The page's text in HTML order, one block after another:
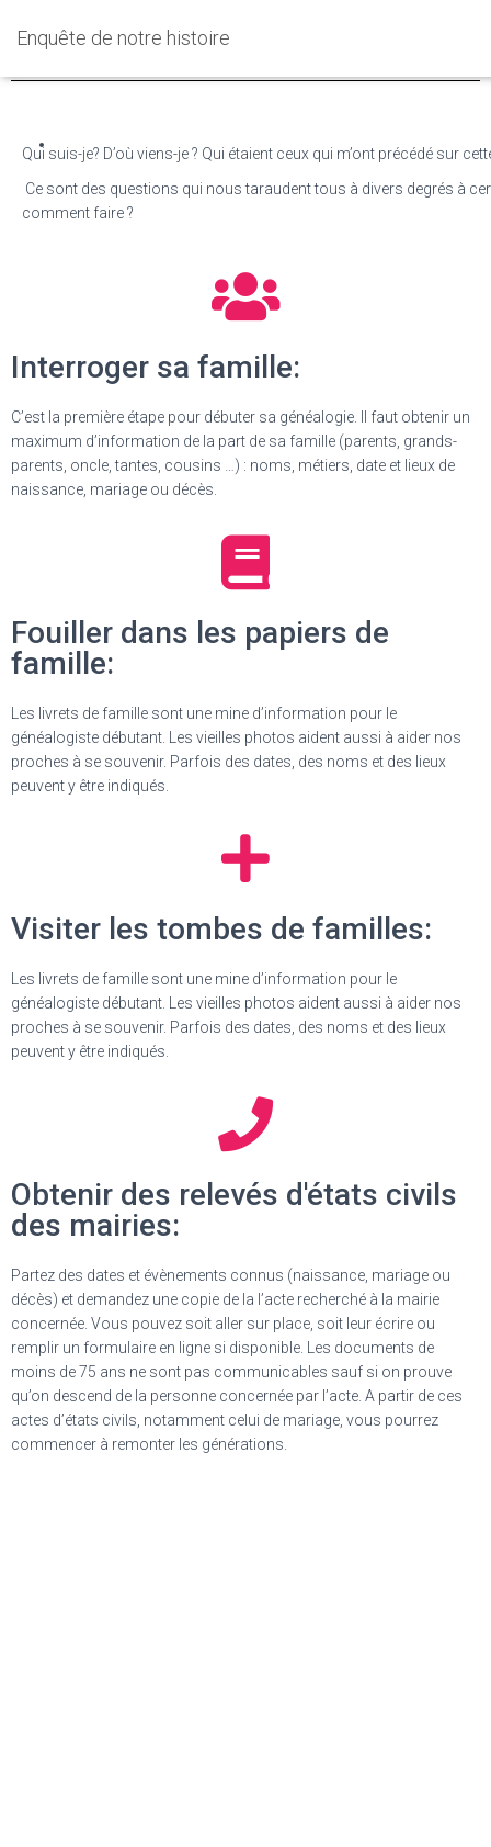
Enquête de notre histoire
Les premiers pas en généalogie
Qui suis-je? D’où viens-je ? Qui étaient ceux qui m’ont précédé sur
Ce sont des questions qui nous taraudent tous à divers degrés à
comment faire ?
Interroger sa famille:
C’est la première étape pour débuter sa généalogie. Il faut obtenir un
maximum d’information de la part de sa famille (parents, grands-
parents, oncle, tantes, cousins …) : noms, métiers, date et lieux de
naissance, mariage ou décès.
Fouiller dans les papiers de
famille:
Les livrets de famille sont une mine d’information pour le
généalogiste débutant. Les vieilles photos aident aussi à aider nos
proches à se souvenir. Parfois des dates, des noms et des lieux
peuvent y être indiqués.
Visiter les tombes de familles:
Les livrets de famille sont une mine d’information pour le
généalogiste débutant. Les vieilles photos aident aussi à aider nos
proches à se souvenir. Parfois des dates, des noms et des lieux
peuvent y être indiqués.
Obtenir des relevés d'états civils
des mairies:
Partez des dates et évènements connus (naissance, mariage ou
décès) et demandez une copie de la l’acte recherché à la mairie
concernée. Vous pouvez soit aller sur place, soit leur écrire ou
remplir un formulaire en ligne si disponible. Les documents de
moins de 75 ans ne sont pas communicables sauf si on prouve
qu’on descend de la personne concernée par l’acte. A partir de ces
actes d’états civils, notamment celui de mariage, vous pourrez
commencer à remonter les générations.